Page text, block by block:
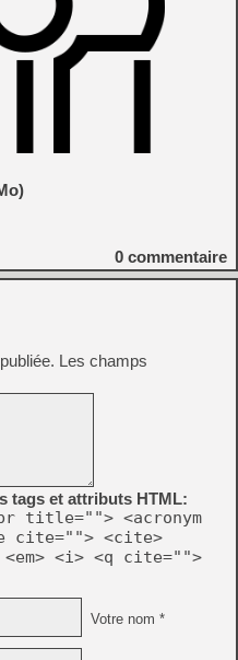
0 commentaire
Les champs
tags et attributs HTML:
title=""> <acronym
cite=""> <cite>
<i> <q cite="">
Votre nom *